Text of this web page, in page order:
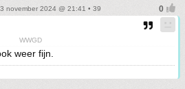
november 2024 @ 21:41 • 39
WWGD
weer fijn.